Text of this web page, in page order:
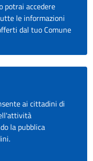
potrai accedere
le informazioni
dal tuo Comune
ai cittadini di
la pubblica